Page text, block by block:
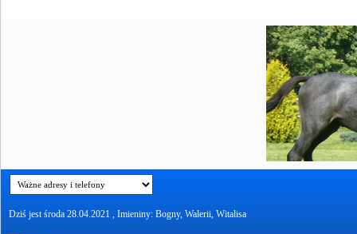
Dziś jest środa 28.04.2021 , Imieniny: Bogny, Walerii, Witalisa